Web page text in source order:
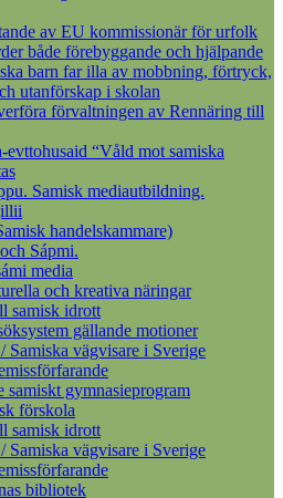
av EU kommissionär för urfolk
både förebyggande och hjälpande
barn far illa av mobbning, förtryck,
utanförskap i skolan
förvaltningen av Rennäring till
“Våld mot samiska
Samisk mediautbildning.
handelskammare)
Sápmi.
media
och kreativa näringar
samisk idrott
gällande motioner
Samiska vägvisare i Sverige
samiskt gymnasieprogram
förskola
samisk idrott
Samiska vägvisare i Sverige
bibliotek